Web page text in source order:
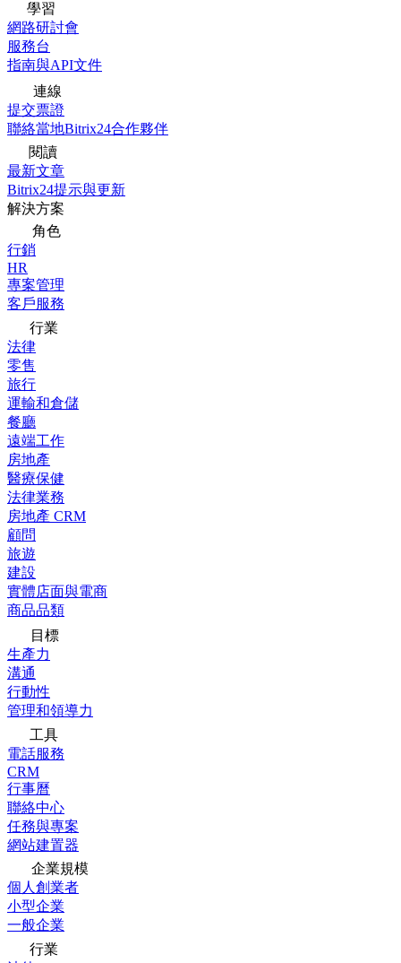
學習
網路研討會
服務台
指南與API文件
連線
提交票證
聯絡當地Bitrix24合作夥伴
閱讀
最新文章
Bitrix24提示與更新
解決方案
角色
行銷
HR
專案管理
客戶服務
行業
法律
零售
旅行
運輸和倉儲
餐廳
遠端工作
房地產
醫療保健
法律業務
房地產 CRM
顧問
旅遊
建設
實體店面與電商
商品品類
目標
生產力
溝通
行動性
管理和領導力
工具
電話服務
CRM
行事曆
聯絡中心
任務與專案
網站建置器
企業規模
個人創業者
小型企業
一般企業
行業